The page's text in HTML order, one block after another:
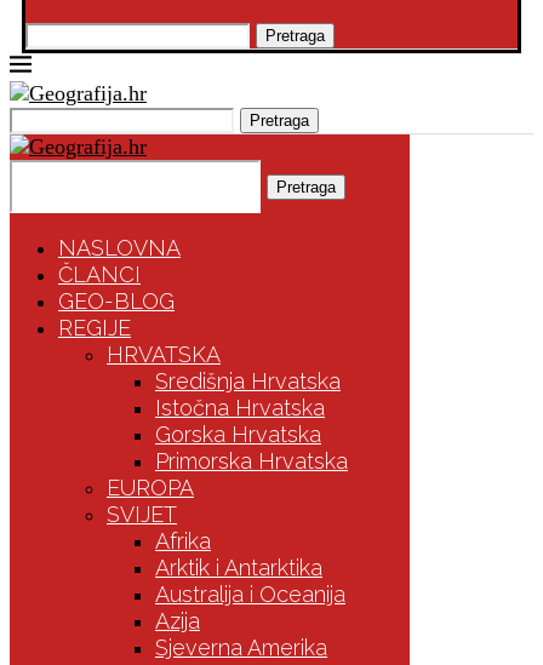
Pretraga
Pretraga
Pretraga
NASLOVNA
ČLANCI
GEO-BLOG
REGIJE
HRVATSKA
Središnja Hrvatska
Istočna Hrvatska
Gorska Hrvatska
Primorska Hrvatska
EUROPA
SVIJET
Afrika
Arktik i Antarktika
Australija i Oceanija
Azija
Sjeverna Amerika